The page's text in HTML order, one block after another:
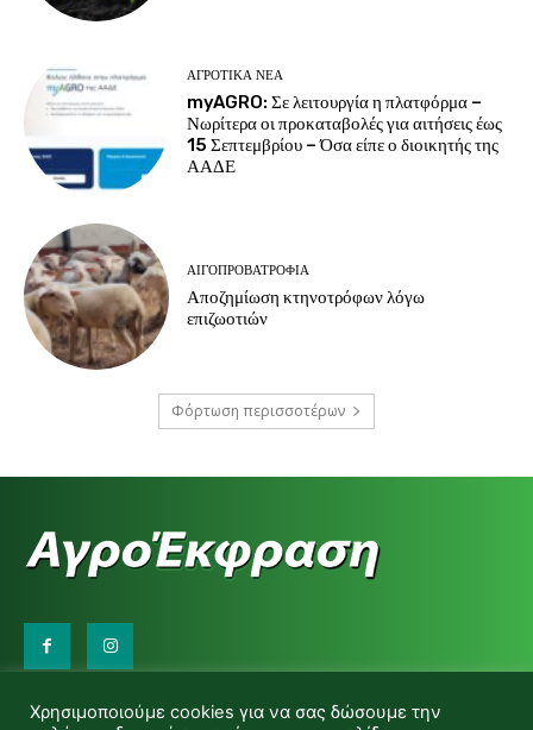
ΑΓΡΟΤΙΚΆ ΝΈΑ
myAGRO: Σε λειτουργία η πλατφόρμα –
Νωρίτερα οι προκαταβολές για αιτήσεις έως
15 Σεπτεμβρίου – Όσα είπε ο διοικητής της
ΑΑΔΕ
ΑΙΓΟΠΡΟΒΑΤΡΟΦΊΑ
Αποζημίωση κτηνοτρόφων λόγω
επιζωοτιών
Φόρτωση περισσοτέρων
d.makas@yahoo.gr
Χρησιμοποιούμε cookies για να σας δώσουμε την